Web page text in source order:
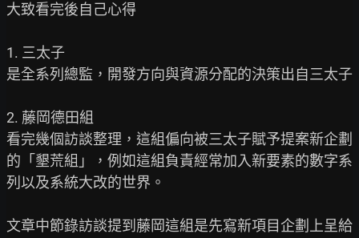
大致看完後自己心得
1. 三太子
是全系列總監，開發方向與資源分配的決策出自三太子
2. 藤岡德田組
看完幾個訪談整理，這組偏向被三太子賦予提案新企劃
的「墾荒組」，例如這組負責經常加入新要素的數字系
列以及系統大改的世界。
文章中節錄訪談提到藤岡這組是先寫新項目企劃上呈給